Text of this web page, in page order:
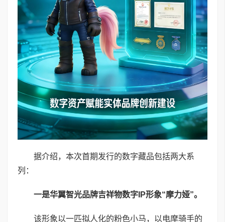
据介绍，本次首期发行的数字藏品包括两大系
列：
一是华翼智光品牌吉祥物数字 IP形象“摩力娅”。
该形象以一匹拟人化的粉色小马，以电摩骑手的